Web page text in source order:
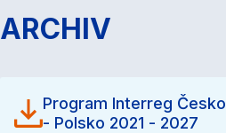
ARCHIV
Program Interreg Česko
- Polsko 2021 - 2027